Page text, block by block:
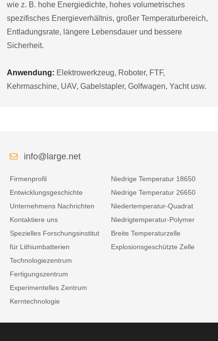
wie z. B. hohe Energiedichte, hohes volumetrisches
spezifisches Energieverhältnis, großer Temperaturbereich,
Entladungsrate, längere Lebensdauer und bessere
Sicherheit.
Anwendung: Elektrowerkzeug, Roboter, FTF,
Kehrmaschine, UAV, Gabelstapler, Golfwagen, Yacht usw.
info@large.net
Firmenprofil
Entwicklungsgeschichte
Unternehmens Nachrichten
Kontaktiere uns
Spezielles Forschungsinstitut
für Lithiumbatterien
Technologiezentrum
Fertigungszentrum
Experimentelles Zentrum
Kerntechnologie
Niedrige Temperatur 18650
Niedrige Temperatur 26650
Niedertemperatur-Quadrat
Niedrigtemperatur-Polymer
Breite Temperaturzelle
Explosionsgeschützte Zelle